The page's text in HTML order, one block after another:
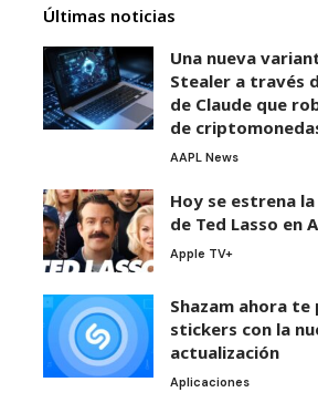
Últimas noticias
Una nueva
Stealer a través
de Claude que
de
AAPL News
Hoy se estrena
de Ted Lasso en
Apple TV+
Shazam ahora
stickers con la
actualización
Aplicaciones